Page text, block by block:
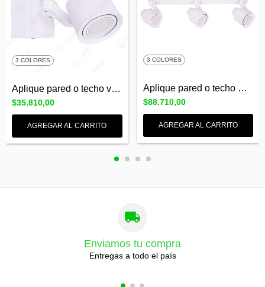
3 COLORES
Aplique pared o techo velador SHEILA 1 l...
$35.810,00
AGREGAR AL CARRITO
3 COLORES
Aplique pared o techo SHEILA 3 luces GU1...
$88.710,00
AGREGAR AL CARRITO
Enviamos tu compra
Entregas a todo el país